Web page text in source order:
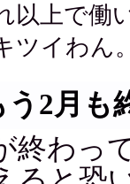
以上で働
ツイわん
2月も
終わっ